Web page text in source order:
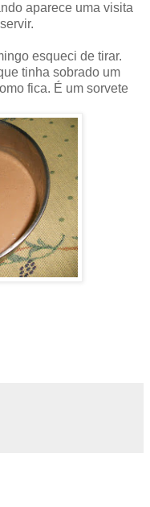
aparece uma visita
esqueci de tirar.
tinha sobrado um
fica. É um sorvete